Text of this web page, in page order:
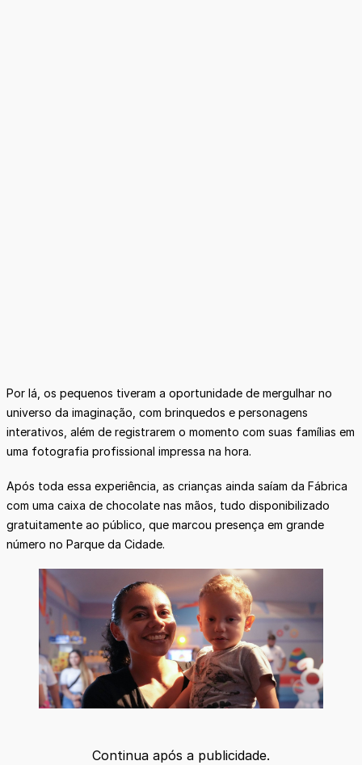
Por lá, os pequenos tiveram a oportunidade de mergulhar no
universo da imaginação, com brinquedos e personagens
interativos, além de registrarem o momento com suas famílias em
uma fotografia profissional impressa na hora.
Após toda essa experiência, as crianças ainda saíam da Fábrica
com uma caixa de chocolate nas mãos, tudo disponibilizado
gratuitamente ao público, que marcou presença em grande
número no Parque da Cidade.
Continua após a publicidade.